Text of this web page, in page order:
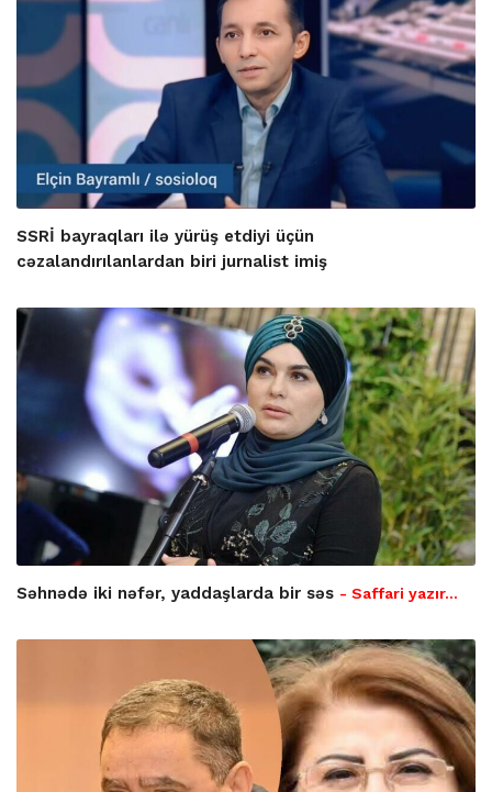
SSRİ bayraqları ilə yürüş etdiyi üçün
cəzalandırılanlardan biri jurnalist imiş
Səhnədə iki nəfər, yaddaşlarda bir səs - Saffari yazır…